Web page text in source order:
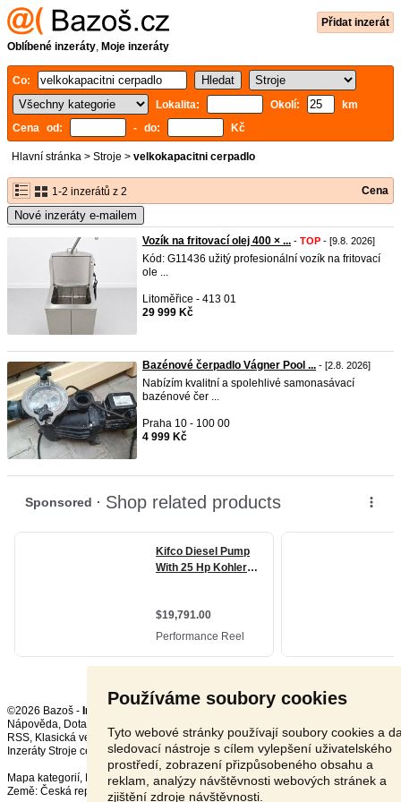
Používáme soubory cookies
Tyto webové stránky používají soubory cookies a
sledovací nástroje s cílem vylepšení uživatelského
prostředí, zobrazení přizpůsobeného obsahu a
reklam, analýzy návštěvnosti webových stránek a
zjištění zdroje návštěvnosti.
Přidat inzerát
Oblíbené inzeráty, Moje inzeráty
Co:
Lokalita:
Okolí:
km
Cena od:
- do: Kč
Hlavní stránka > Stroje > velkokapacitni cerpadlo
1-2 inzerátů z 2 Cena
Nové inzeráty e-mailem
Vozík na fritovací olej 400 × ... - TOP - [9.8. 2026]
Kód: G11436 užitý profesionální vozík na fritovací
ole ...
Litoměřice - 413 01
29 999 Kč
Bazénové čerpadlo Vágner Pool ... - [2.8. 2026]
Nabízím kvalitní a spolehlivé samonasávací
bazénové čer ...
Praha 10 - 100 00
4 999 Kč
©2026 Bazoš - Inzerce, Bazar
Nápověda, Dotazy
RSS,
Inzeráty Stroje celkem:70683, za 24 hodin:2528
Mapa kategorií,
Nejvyhledávanější výrazy
Země: Česká republika,Slovensko , Polsko,Rakousko